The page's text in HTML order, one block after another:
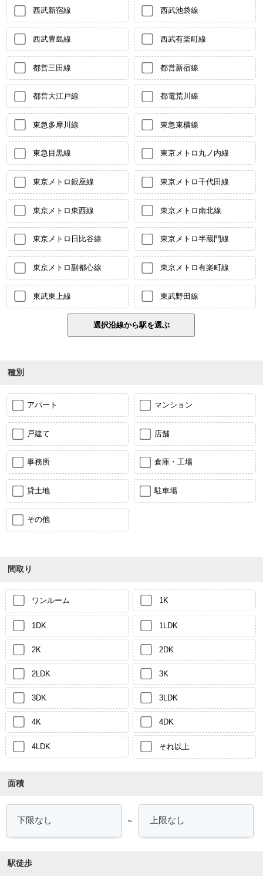
西武新宿線 西武池袋線
西武豊島線 西武有楽町線
都営三田線 都営新宿線
都営大江戸線 都電荒川線
東急多摩川線 東急東横線
東急目黒線 東京メトロ丸ノ内線
東京メトロ銀座線 東京メトロ千代田線
東京メトロ東西線 東京メトロ南北線
東京メトロ日比谷線 東京メトロ半蔵門線
東京メトロ副都心線 東京メトロ有楽町線
東武東上線 東武野田線
種別
アパート マンション
戸建て 店舗
事務所 倉庫・工場
貸土地 駐車場
その他
間取り
ワンルーム 1K
1DK 1LDK
2K 2DK
2LDK 3K
3DK 3LDK
4K 4DK
4LDK それ以上
面積
～
駅徒歩